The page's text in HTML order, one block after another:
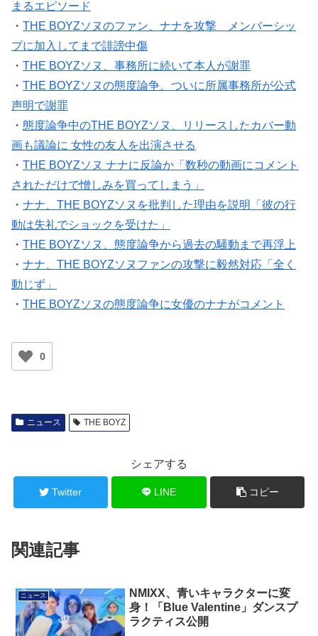
まるエピソード
・ THE BOYZソヌのファン、ナナを攻撃 メンバーシッ
プに加入してまで誹謗中傷
・ THE BOYZソヌ、事務所に続いて本人が謝罪
・ THE BOYZソヌの態度論争、ついに所属事務所が公式
声明で謝罪
・ 態度論争中のTHE BOYZソヌ、リリースしたカバー動
画も議論に 女性の友人を出演させる
・ THE BOYZソヌ ナナに反論か「数秒の動画にコメント
されただけで憎しみを買ってしまう」
・ ナナ、THE BOYZソヌを批判した理由を説明「彼の行
動は失礼でショックを受けた」
・ THE BOYZソヌ、態度論争から過去の騒動まで再浮上
・ ナナ、THE BOYZソヌファンの攻撃に毅然対応「全く
動じず」
・ THE BOYZソヌの態度論争に女優のナナがコメント
0
ニュース THE BOYZ
シェアする
Twitter LINE コピー
関連記事
ニュース
NMIXX、青いキャラクターに変
身！「Blue Valentine」ダンスプ
ラクティス公開